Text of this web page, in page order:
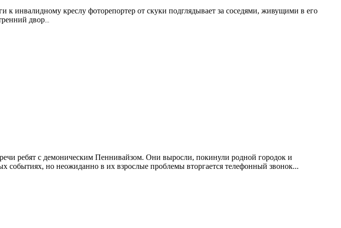
к инвалидному креслу фоторепортер от скуки подглядывает за соседями, живущими в его
двор
ребят с демоническим Пеннивайзом. Они выросли, покинули родной городок и
событиях, но неожиданно в их взрослые проблемы вторгается телефонный звонок...